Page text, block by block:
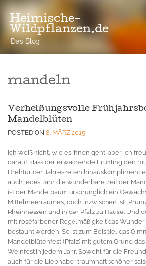
Heimische-
Wildpflanzen.de
Das Blog
mandeln
Verheißungsvolle
Mandelblüten
POSTED ON 8. MÄRZ 2015
Ich weiß nicht, wie es Ihnen geht, aber ich
darauf, dass der erwachende Frühling den
Drehtür der Jahreszeiten
auch jedes Jahr die wunderbare Zeit der
ist der Mandelbaum ursprünglich ein
Mittelmeerraumes, doch inzwischen ist
Rheinhessen und in der Pfalz zu Hause. Und
mit roséfarbener Regelmäßigkeit das
bestaunt werden. So ist zum Beispiel das
Mandelblütenfest (Pfalz) mit gutem Grund
Weinfest in jedem Jahr. Sowohl für die
auch für die Liebhaber traumhaft schöner